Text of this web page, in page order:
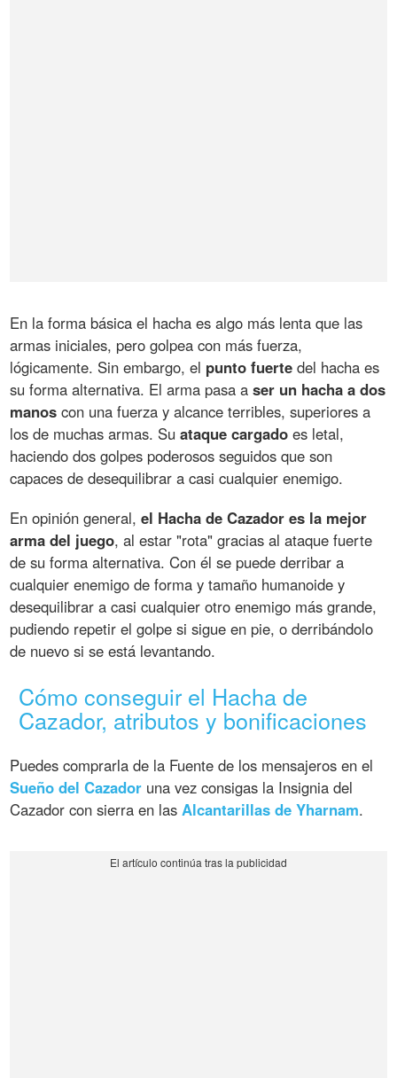
En la forma básica el hacha es algo más lenta que las
armas iniciales, pero golpea con más fuerza,
lógicamente. Sin embargo, el punto fuerte del hacha es
su forma alternativa. El arma pasa aser un hacha a dos
manos con una fuerza y alcance terribles, superiores a
los de muchas armas. Suataque cargado es letal,
haciendo dos golpes poderosos seguidos que son
capaces de desequilibrar a casi cualquier enemigo.
En opinión general,el Hacha de Cazador es la mejor
arma del juego, al estar "rota" gracias al ataque fuerte
de su forma alternativa. Con él se puede derribar a
cualquier enemigo de forma y tamaño humanoide y
desequilibrar a casi cualquier otro enemigo más grande,
pudiendo repetir el golpe si sigue en pie, o derribándolo
de nuevo si se está levantando.
Cómo conseguir el Hacha de
Cazador, atributos y bonificaciones
Puedes comprarla de la Fuente de los mensajeros en el
Sueño del Cazador una vez consigas la Insignia del
Cazador con sierra en lasAlcantarillas de Yharnam.